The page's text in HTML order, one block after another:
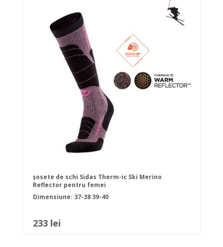
șosete de schi Sidas Therm-ic Ski Merino
Reflector pentru femei
Dimensiune: 37-38 39-40
233 lei